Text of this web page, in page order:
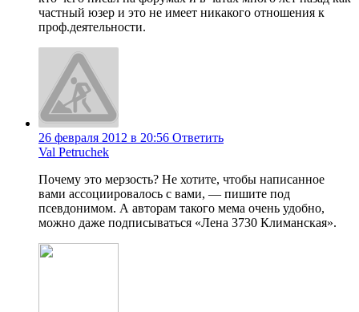
частный юзер и это не имеет никакого отношения к
проф.деятельности.
26 февраля 2012 в 20:56 Ответить
Val Petruchek
Почему это мерзость? Не хотите, чтобы написанное
вами ассоциировалось с вами, — пишите под
псевдонимом. А авторам такого мема очень удобно,
можно даже подписываться «Лена 3730 Климанская».